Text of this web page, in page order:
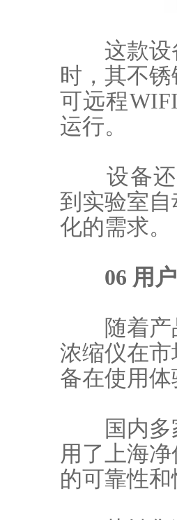
这款设备
时，其不
可远程
运行。
设备还支
到实验室
化的需求。
06 用户
随着产品
浓缩仪在
备在使用
国内多家
用了上海
的可靠性